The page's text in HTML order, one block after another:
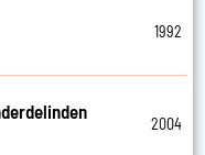
1992
2004